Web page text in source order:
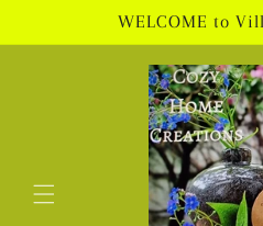
Inhalt
WELCOME to